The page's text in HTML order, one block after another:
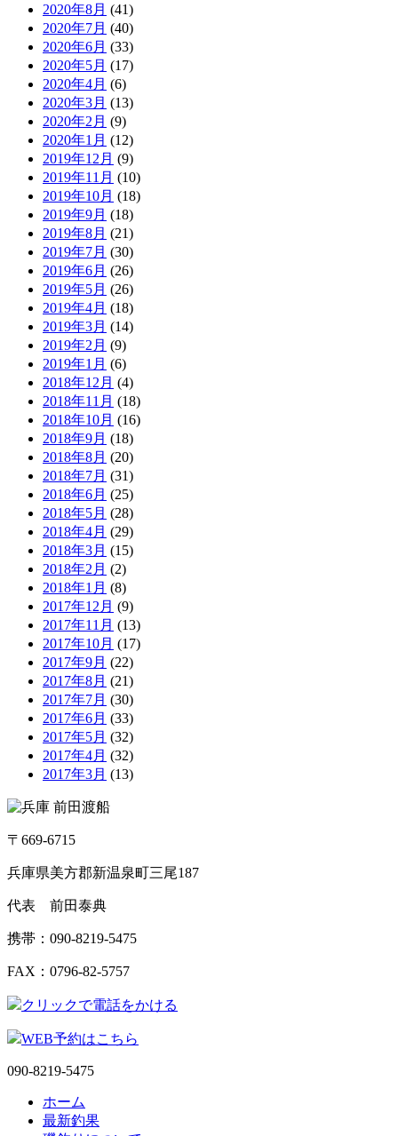
2020年8月 (41)
2020年7月 (40)
2020年6月 (33)
2020年5月 (17)
2020年4月 (6)
2020年3月 (13)
2020年2月 (9)
2020年1月 (12)
2019年12月 (9)
2019年11月 (10)
2019年10月 (18)
2019年9月 (18)
2019年8月 (21)
2019年7月 (30)
2019年6月 (26)
2019年5月 (26)
2019年4月 (18)
2019年3月 (14)
2019年2月 (9)
2019年1月 (6)
2018年12月 (4)
2018年11月 (18)
2018年10月 (16)
2018年9月 (18)
2018年8月 (20)
2018年7月 (31)
2018年6月 (25)
2018年5月 (28)
2018年4月 (29)
2018年3月 (15)
2018年2月 (2)
2018年1月 (8)
2017年12月 (9)
2017年11月 (13)
2017年10月 (17)
2017年9月 (22)
2017年8月 (21)
2017年7月 (30)
2017年6月 (33)
2017年5月 (32)
2017年4月 (32)
2017年3月 (13)
〒669-6715
兵庫県美方郡新温泉町三尾187
代表 前田泰典
携帯：090-8219-5475
FAX：0796-82-5757
クリックで電話をかける
WEB予約はこちら
090-8219-5475
ホーム
最新釣果